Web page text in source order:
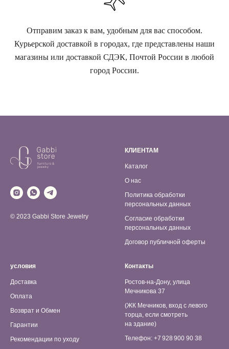
Отправим заказ к вам, удобным для вас способом.
Курьерской доставкой в городах, где представлены наши
магазины или доставкой СДЭК, Почтой России в любой
город России.
© 2023 Gabbi Store Jewelry
КЛИЕНТАМ
Каталог
О нас
Политика обработки
персональных данных
Согласие обработки
персональных данных
Договор публичной оферты
условия
Доставка
Оплата
Возврат и Обмен
Гарантии
Рекомендации по уходу
Контакты
Ростов-на-Дону, улица
Мечникова 37
(ЖК Мечников, вход с левого
торца, если смотреть
на здание)
Телефон: +7 928 900 90 38